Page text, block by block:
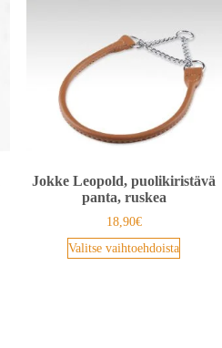
Jokke Leopold, puolikiristävä
panta, ruskea
18,90€
Valitse vaihtoehdoista